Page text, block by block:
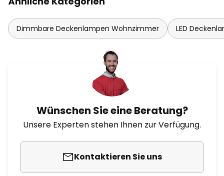
Dimmbare Deckenlampen Wohnzimmer LED
Wünschen Sie eine Beratung?
Unsere Experten stehen Ihnen zur Verfügung.
Kontaktieren Sie uns